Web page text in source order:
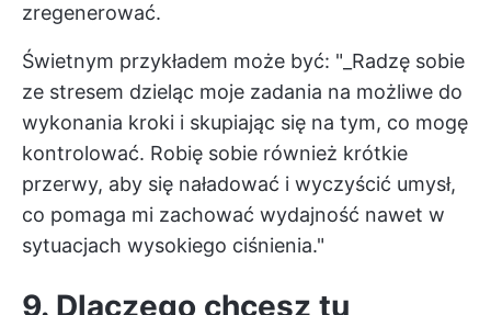
zregenerować.
Świetnym przykładem może być: "_Radzę sobie
ze stresem dzieląc moje zadania na możliwe do
wykonania kroki i skupiając się na tym, co mogę
kontrolować. Robię sobie również krótkie
przerwy, aby się naładować i wyczyścić umysł,
co pomaga mi zachować wydajność nawet w
sytuacjach wysokiego ciśnienia."
9. Dlaczego chcesz tu